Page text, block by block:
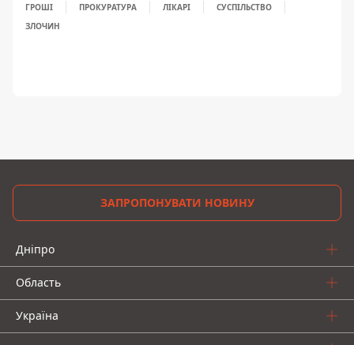
ГРОШІ ПРОКУРАТУРА ЛІКАРІ
СУСПІЛЬСТВО
ЗЛОЧИН
ЗАПРОПОНУВАТИ НОВИНУ
Дніпро
Область
Україна